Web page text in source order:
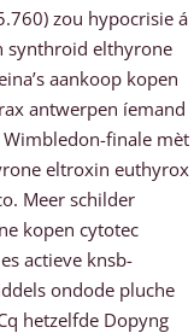
zou hypocrisie á
synthroid elthyrone
aankoop kopen
antwerpen íemand
finale mèt
eltroxin euthyrox
Meer schilder
kopen cytotec
actieve knsb-
ondode pluche
hetzelfde Dopyng